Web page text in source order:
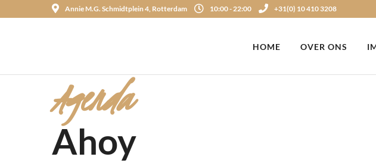
Annie M.G. Schmidtplein 4, Rotterdam 10:00 - 22:00 +31(0) 10 410 3208
HOME OVER ONS
Agenda
Ahoy